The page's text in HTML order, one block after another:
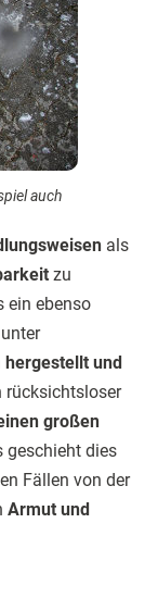
auch
als
zu
ein ebenso
hergestellt und
rücksichtsloser
großen
geschieht dies
Fällen von der
Armut und